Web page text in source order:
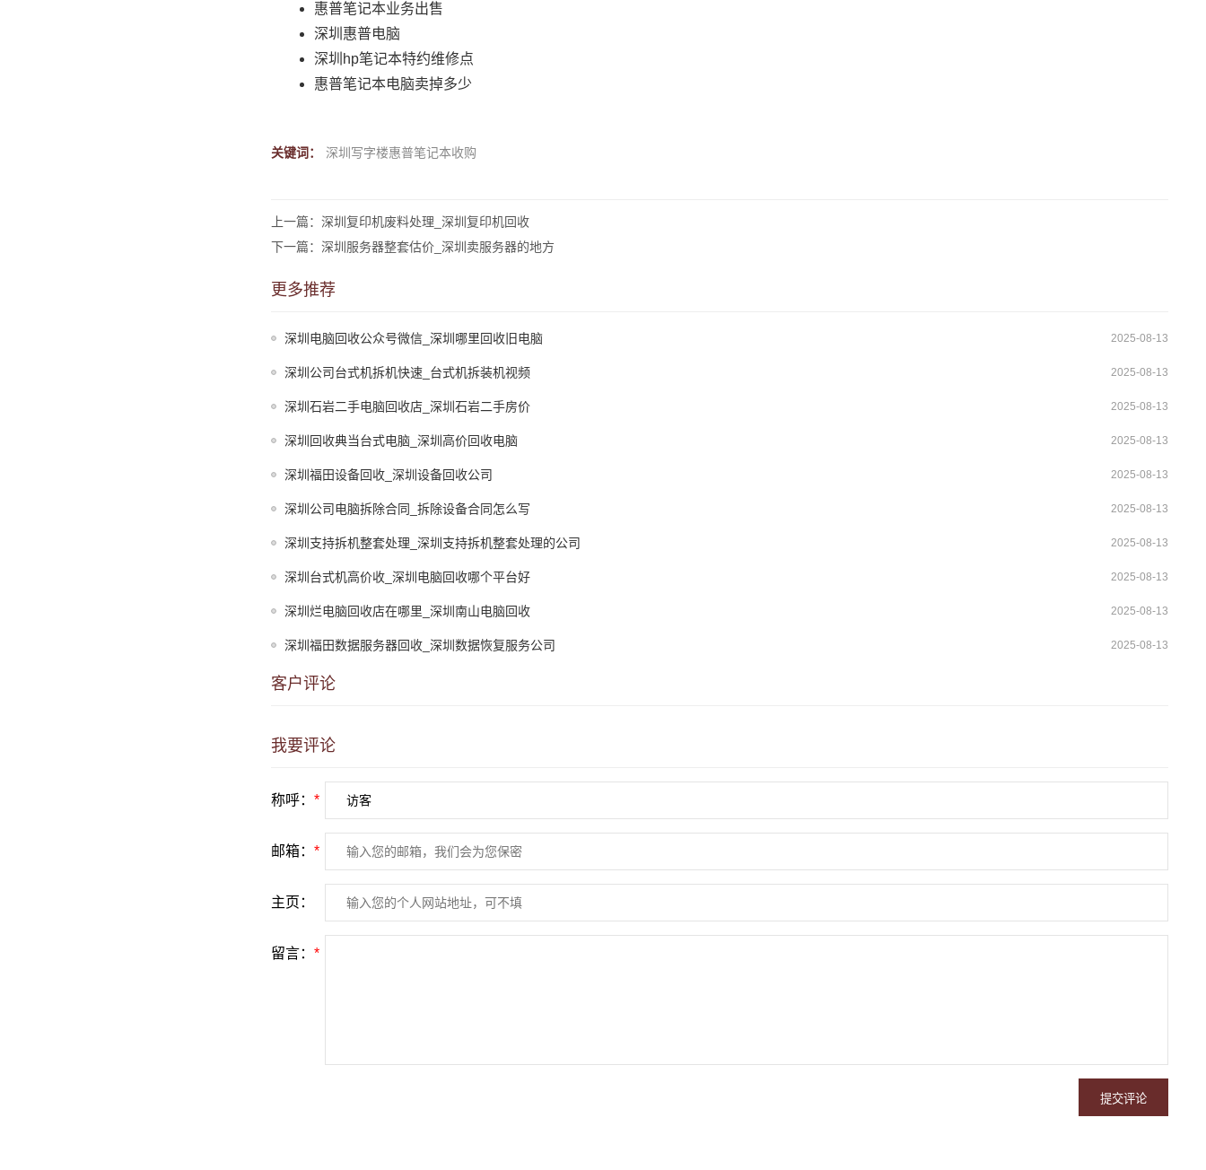
惠普笔记本业务出售
深圳惠普电脑
深圳hp笔记本特约维修点
惠普笔记本电脑卖掉多少
关键词： 深圳写字楼惠普笔记本收购
上一篇：深圳复印机废料处理_深圳复印机回收
下一篇：深圳服务器整套估价_深圳卖服务器的地方
更多推荐
2025-08-13
深圳电脑回收公众号微信_深圳哪里回收旧电脑
2025-08-13
深圳公司台式机拆机快速_台式机拆装机视频
2025-08-13
深圳石岩二手电脑回收店_深圳石岩二手房价
2025-08-13
深圳回收典当台式电脑_深圳高价回收电脑
2025-08-13
深圳福田设备回收_深圳设备回收公司
2025-08-13
深圳公司电脑拆除合同_拆除设备合同怎么写
2025-08-13
深圳支持拆机整套处理_深圳支持拆机整套处理的公司
2025-08-13
深圳台式机高价收_深圳电脑回收哪个平台好
2025-08-13
深圳烂电脑回收店在哪里_深圳南山电脑回收
2025-08-13
深圳福田数据服务器回收_深圳数据恢复服务公司
客户评论
我要评论
称呼： *
邮箱： *
主页：
留言： *